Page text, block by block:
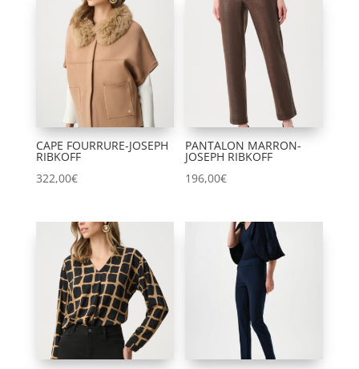
CAPE FOURRURE-JOSEPH
RIBKOFF
322,00€
PANTALON MARRON-
JOSEPH RIBKOFF
196,00€